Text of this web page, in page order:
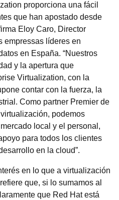
proporciona una fácil
que han apostado desde
Eloy Caro, Director
empressas líderes en
en España. “Nuestros
y la apertura que
Virtualization, con la
contar con la fuerza, la
Como partner Premier de
podemos
local y el personal,
para todos los clientes
en la cloud”.
en lo que a virtualización
que, si lo sumamos al
que Red Hat está